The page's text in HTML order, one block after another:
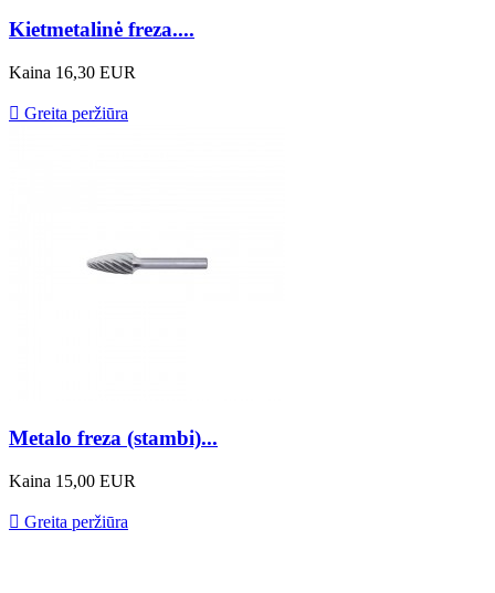
Kietmetalinė freza....
Kaina 16,30 EUR
 Greita peržiūra
Metalo freza (stambi)...
Kaina 15,00 EUR
 Greita peržiūra